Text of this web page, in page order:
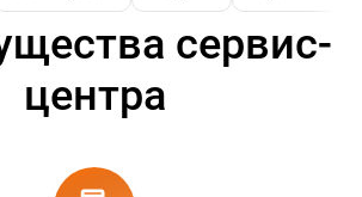
сервис-
центра